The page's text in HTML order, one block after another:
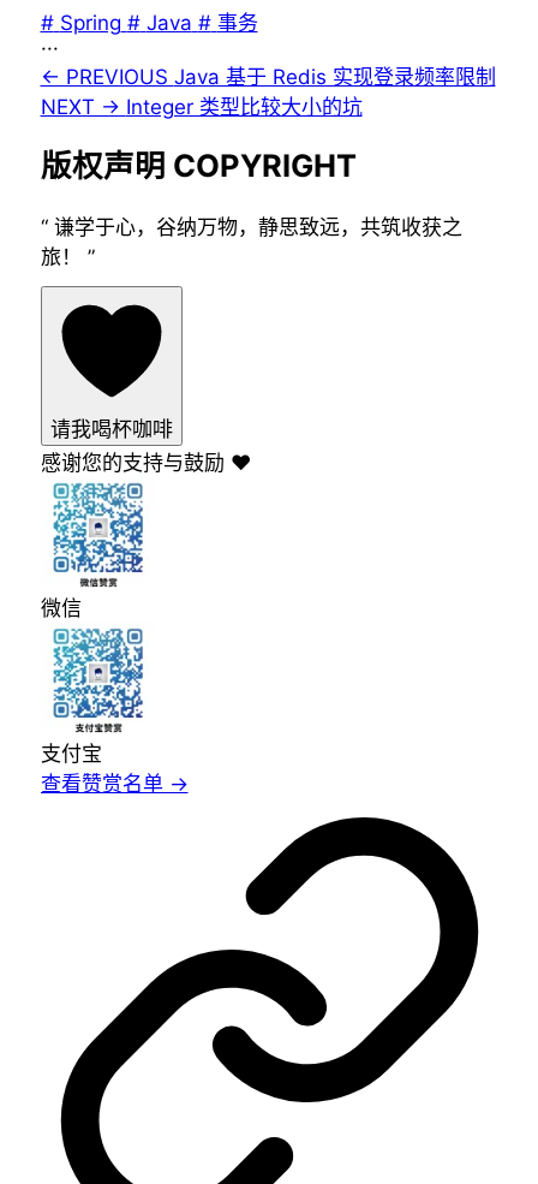
# Spring # Java # 事务
···
← PREVIOUS Java 基于 Redis 实现登录频率限制
NEXT → Integer 类型比较大小的坑
版权声明 COPYRIGHT
“谦学于心，谷纳万物，静思致远，共筑收获之
旅！ ”
请我喝杯咖啡
感谢您的支持与鼓励 ❤️
微信
支付宝
查看赞赏名单 →